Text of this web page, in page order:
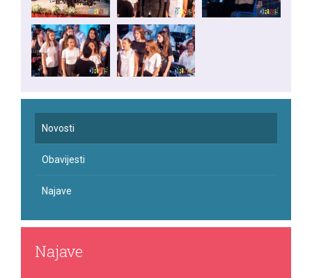
Novosti
Obavijesti
Najave
Najave